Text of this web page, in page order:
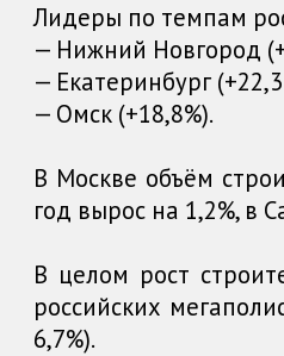
Лидеры по темпам
— Нижний Новгород
— Екатеринбург
— Омск (+18,8%).
В Москве объём
год вырос на 1,2%, в
В целом рост
российских
6,7%).